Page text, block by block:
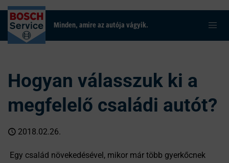
Minden, amire az autója vágyik.
Hogyan válasszuk ki a
megfelelő családi autót?
2018.02.26.
Egy család növekedésével, mikor már több gyerkőcnek